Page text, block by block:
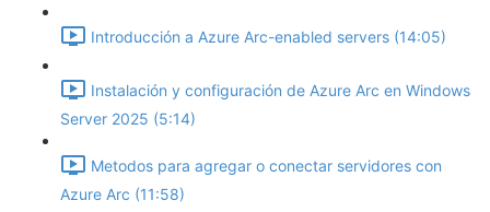
Introducción a Azure Arc-enabled servers (14:05)
Instalación y configuración de Azure Arc en Windows
Server 2025 (5:14)
Metodos para agregar o conectar servidores con
Azure Arc (11:58)